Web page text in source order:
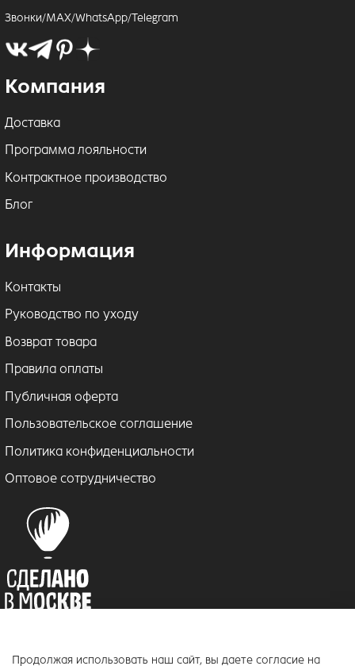
Звонки/MAX/WhatsApp/Telegram
Компания
Доставка
Программа лояльности
Контрактное производство
Блог
Информация
Контакты
Руководство по уходу
Возврат товара
Правила оплаты
Публичная оферта
Пользовательское соглашение
Политика конфиденциальности
Оптовое сотрудничество
Продолжая использовать наш сайт, вы даете согласие на